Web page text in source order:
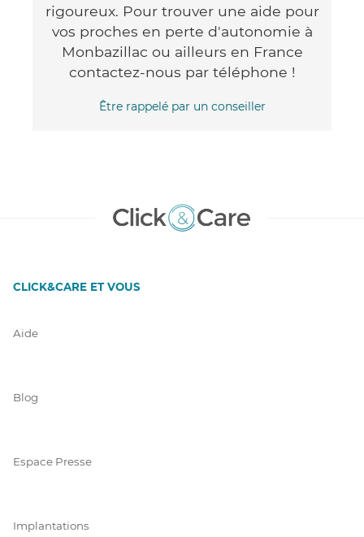
rigoureux. Pour trouver une aide pour
vos proches en perte d'autonomie à
Monbazillac ou ailleurs en France
contactez-nous par téléphone !
Être rappelé par un conseiller
CLICK&CARE ET VOUS
Aide
Blog
Espace Presse
Implantations